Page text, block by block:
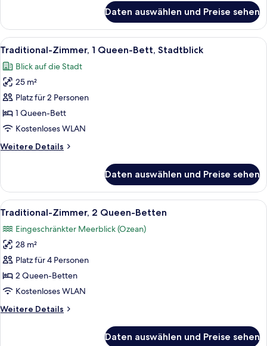
Zimmer,
Queen-
Daten auswählen und Preise sehen
Alle
Fotos
für
Traditional-
Zimmer,
1
Queen-
Stadtblick
Ein Hotelzimmer mit einem großen
8
Traditional-Zimmer, 1 Queen-Bett, Stadtblick
Blick auf die Stadt
25 m²
Platz für 2 Personen
1 Queen-Bett
Kostenloses WLAN
Weitere Details
Weitere
Zimmer,
Queen-
Stadtblick
Daten auswählen und Preise sehen
Alle
Fotos
für
Traditional-
Zimmer,
2 Queen-
Betten
Ein Hotelzimmer mit zwei Betten,
11
Traditional-Zimmer, 2 Queen-Betten
Eingeschränkter Meerblick (Ozean)
28 m²
Platz für 4 Personen
2 Queen-Betten
Kostenloses WLAN
Weitere Details
Weitere
Daten auswählen und Preise sehen